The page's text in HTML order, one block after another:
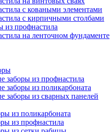
с коваными элементами
с кирпичными столбами
из профнастила
на ленточном фундаменте
заборы из профнастила
заборы из поликарбоната
заборы из сварных панелей
из поликарбоната
из профнастила